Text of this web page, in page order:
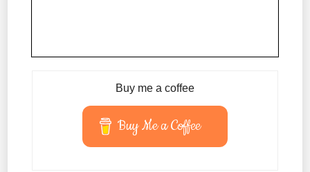
Buy me a coffee
Buy Me a Coffee